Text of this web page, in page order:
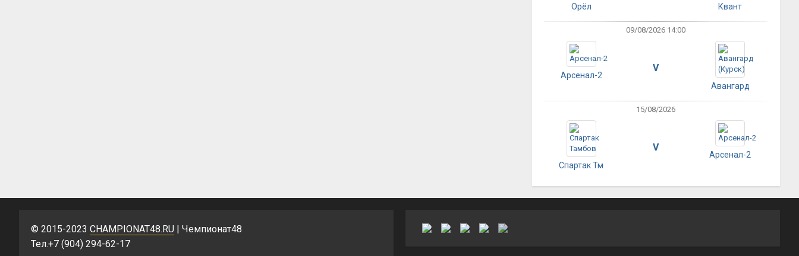
Орёл Квант
09/08/2026 14:00
Арсенал-2
V
Авангард
15/08/2026
Спартак Тм
V
Арсенал-2
© 2015-2023 CHAMPIONAT48.RU | Чемпионат48
Тел.+7 (904) 294-62-17